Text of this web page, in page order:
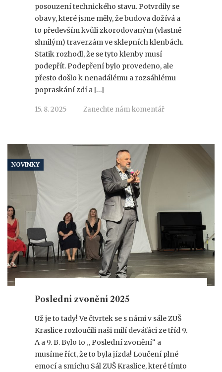
posouzení technického stavu. Potvrdily se
obavy, které jsme měly, že budova dožívá a
to především kvůli zkorodovaným (vlastně
shnilým) traverzám ve sklepních klenbách.
Statik rozhodl, že se tyto klenby musí
podepřít. Podepření bylo provedeno, ale
přesto došlo k nenadálému a rozsáhlému
popraskání zdí a […]
15. 8. 2025 Zanechte nám komentář
NOVINKY
Poslední zvonění 2025
Už je to tady! Ve čtvrtek se s námi v sále ZUŠ
Kraslice rozloučili naši milí deváťáci ze tříd 9.
A a 9. B. Bylo to „ Poslední zvonění“ a
musíme říct, že to byla jízda! Loučení plné
emocí a smíchu Sál ZUŠ Kraslice, které tímto